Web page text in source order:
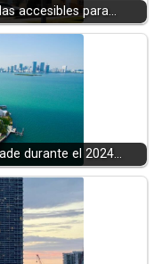
accesibles para…
durante el 2024…